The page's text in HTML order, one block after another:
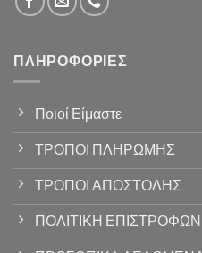
ΠΛΗΡΟΦΟΡΊΕΣ
Ποιοί Είμαστε
ΤΡΟΠΟΙ ΠΛΗΡΩΜΗΣ
ΤΡΟΠΟΙ ΑΠΟΣΤΟΛΗΣ
ΠΟΛΙΤΙΚΗ ΕΠΙΣΤΡΟΦΩΝ